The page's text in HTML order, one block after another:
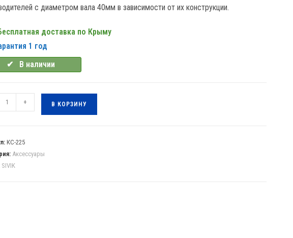
с диаметром вала 40мм в зависимости от их конструкции.
доставка по Крыму
1 год
✔⠀В наличии
+ В КОРЗИНУ
КС-225
Аксессуары
SIVIK